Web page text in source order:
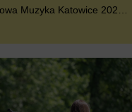
(Polski) Konkurs Tauron Nowa Muzyka Katowice 2026 [KARNETY DO WYGRANIA]